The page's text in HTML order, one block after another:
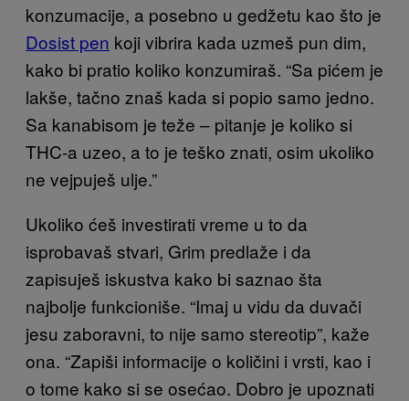
konzumacije, a posebno u gedžetu kao što je
Dosist pen koji vibrira kada uzmeš pun dim,
kako bi pratio koliko konzumiraš. “Sa pićem je
lakše, tačno znaš kada si popio samo jedno.
Sa kanabisom je teže – pitanje je koliko si
THC-a uzeo, a to je teško znati, osim ukoliko
ne vejpuješ ulje.”
Ukoliko ćeš investirati vreme u to da
isprobavaš stvari, Grim predlaže i da
zapisuješ iskustva kako bi saznao šta
najbolje funkcioniše. “Imaj u vidu da duvači
jesu zaboravni, to nije samo stereotip”, kaže
ona. “Zapiši informacije o količini i vrsti, kao i
o tome kako si se osećao. Dobro je upoznati